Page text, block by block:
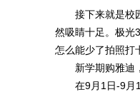
接下来就是校
然吸睛十足。极光
怎么能少了拍照打
新学期购雅迪
在9月1日-9月